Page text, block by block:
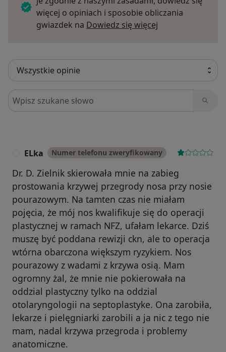
więcej o opiniach i sposobie obliczania
gwiazdek na Dowiedz się więcej
Szukaj w opiniach
ELka Numer telefonu zweryfikowany
Dr. D. Zielnik skierowała mnie na zabieg
prostowania krzywej przegrody nosa przy nosie
pourazowym. Na tamten czas nie miałam
pojęcia, że mój nos kwalifikuje się do operacji
plastycznej w ramach NFZ, ufałam lekarce. Dziś
muszę być poddana rewizji ckn, ale to operacja
wtórna obarczona większym ryzykiem. Nos
pourazowy z wadami z krzywa osią. Mam
ogromny żal, że mnie nie pokierowała na
oddzial plastyczny tylko na oddzial
otolaryngologii na septoplastyke. Ona zarobiła,
lekarze i pielęgniarki zarobili a ja nic z tego nie
mam, nadal krzywa przegroda i problemy
anatomiczne.